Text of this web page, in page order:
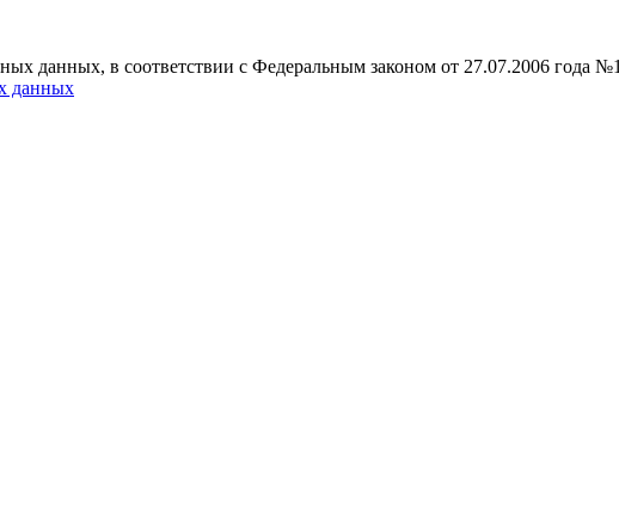
данных, в соответствии с Федеральным законом от 27.07.2006
данных